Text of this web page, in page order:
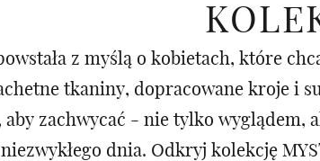
z myślą o kobietach, które
tkaniny, dopracowane kroje i
aby zachwycać - nie tylko
dnia. Odkryj kolekcję